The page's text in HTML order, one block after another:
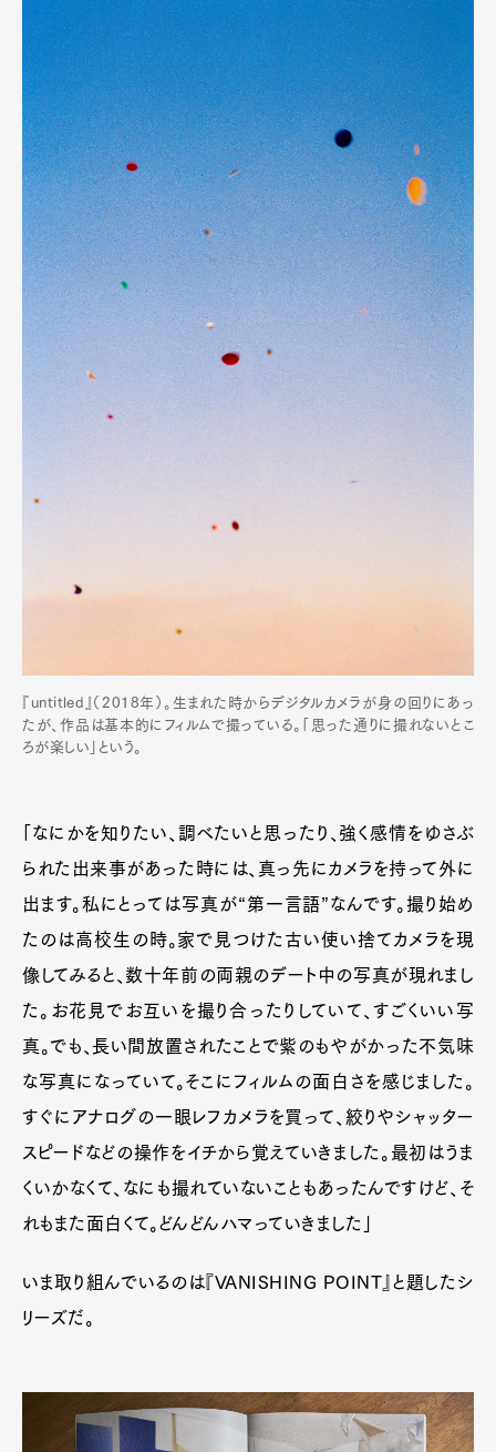
Pen international Pen tw
『untitled』（2018年）。生まれた時からデジタルカメラが身の回りにあっ
たが、作品は基本的にフィルムで撮っている。「思った通りに撮れないとこ
ろが楽しい」という。
「なにかを知りたい、調べたいと思ったり、強く感情をゆさぶ
られた出来事があった時には、真っ先にカメラを持って外に
出ます。私にとっては写真が“第一言語”なんです。撮り始め
たのは高校生の時。家で見つけた古い使い捨てカメラを現
像してみると、数十年前の両親のデート中の写真が現れまし
た。お花見でお互いを撮り合ったりしていて、すごくいい写
真。でも、長い間放置されたことで紫のもやがかった不気味
な写真になっていて。そこにフィルムの面白さを感じました。
すぐにアナログの一眼レフカメラを買って、絞りやシャッター
スピードなどの操作をイチから覚えていきました。最初はうま
くいかなくて、なにも撮れていないこともあったんですけど、そ
れもまた面白くて。どんどんハマっていきました」
いま取り組んでいるのは『VANISHING POINT』と題したシ
リーズだ。